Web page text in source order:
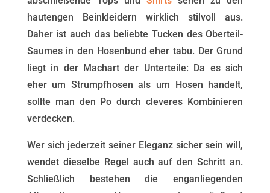
hautengen Beinkleidern wirklich stilvoll aus.
Daher ist auch das beliebte Tucken des Oberteil-
Saumes in den Hosenbund eher tabu. Der Grund
liegt in der Machart der Unterteile: Da es sich
eher um Strumpfhosen als um Hosen handelt,
sollte man den Po durch cleveres Kombinieren
verdecken.
Wer sich jederzeit seiner Eleganz sicher sein will,
wendet dieselbe Regel auch auf den Schritt an.
Schließlich bestehen die enganliegenden